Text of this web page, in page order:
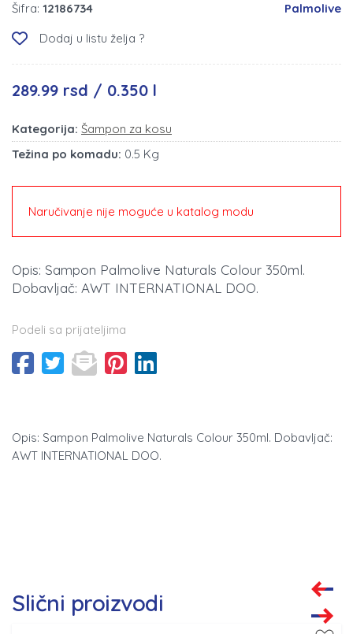
Šifra: 12186734
Dodaj u listu želja ?
Palmolive
289.99 rsd / 0.350 l
Kategorija: Šampon za kosu
Težina po komadu: 0.5 Kg
Naručivanje nije moguće u katalog modu
Opis: Sampon Palmolive Naturals Colour 350ml.
Dobavljač: AWT INTERNATIONAL DOO.
Podeli sa prijateljima
Opis: Sampon Palmolive Naturals Colour 350ml. Dobavljač:
AWT INTERNATIONAL DOO.
Slični proizvodi